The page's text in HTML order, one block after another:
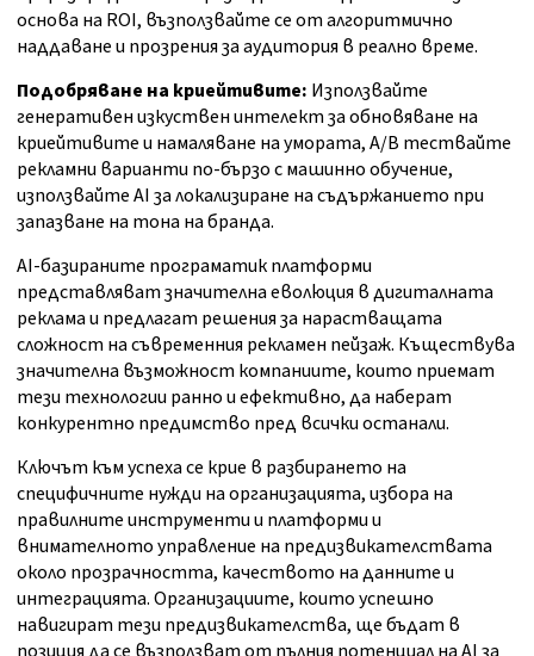
основа на ROI, възползвайте се от алгоритмично
наддаване и прозрения за аудитория в реално време.
Подобряване на криейтивите: Използвайте
генеративен изкуствен интелект за обновяване на
криейтивите и намаляване на умората, A/B тествайте
рекламни варианти по-бързо с машинно обучение,
използвайте AI за локализиране на съдържанието при
запазване на тона на бранда.
AI-базираните програматик платформи
представляват значителна еволюция в дигиталната
реклама и предлагат решения за нарастващата
сложност на съвременния рекламен пейзаж. Къществува
значителна възможност компаниите, които приемат
тези технологии ранно и ефективно, да наберат
конкурентно предимство пред всички останали.
Ключът към успеха се крие в разбирането на
специфичните нужди на организацията, избора на
правилните инструменти и платформи и
внимателното управление на предизвикателствата
около прозрачността, качеството на данните и
интеграцията. Организациите, които успешно
навигират тези предизвикателства, ще бъдат в